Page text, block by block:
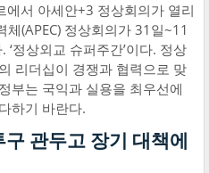
서 아세안+3 정상회의가 열리
(APEC) 정상회의가 31일~11
정상외교 슈퍼주간’이다. 정상
리더십이 경쟁과 협력으로 맞
부는 국익과 실용을 최우선에
하기 바란다.
관두고 장기 대책에